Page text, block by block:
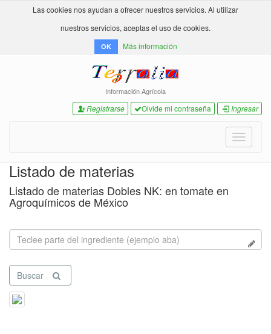
Las cookies nos ayudan a ofrecer nuestros servicios. Al utilizar
nuestros servicios, aceptas el uso de cookies.
OK Más información
Información Agrícola
Registrarse Olvide mi contraseña Ingresar
Toggle
Listado de materias
Listado de materias Dobles NK: en tomate en
Agroquímicos de México
Buscar